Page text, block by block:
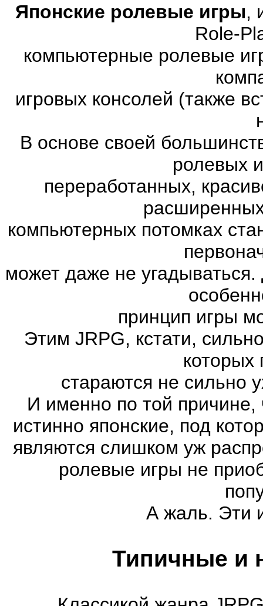
Японские ролевые игры,
Role-
компьютерные ролевые
игровых консолей (также
В основе своей
ролевых
переработанных,
компьютерных потомках
может даже не угадываться.
принцип игры
Этим JRPG, кстати,
которых
стараются не сильно
И именно по той причине,
истинно японские, под
являются слишком уж
ролевые игры не
А жаль. Эти
Типичные и